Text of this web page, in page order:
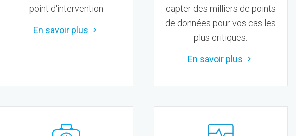
point d'intervention
En savoir plus
capter des milliers de points
de données pour vos cas les
plus critiques.
En savoir plus